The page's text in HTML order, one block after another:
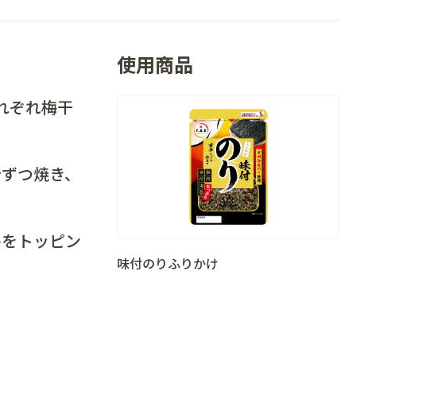
ぞれ梅干
つ焼き、
トッピン
使用商品
味付のりふりかけ